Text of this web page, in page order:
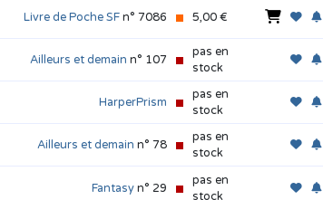
Livre de Poche SFn° 7086 5,00 €
Ailleurs et demain n° 107
pas en
stock
HarperPrism
pas en
stock
Ailleurs et demain n° 78
pas en
stock
Fantasyn° 29
pas en
stock